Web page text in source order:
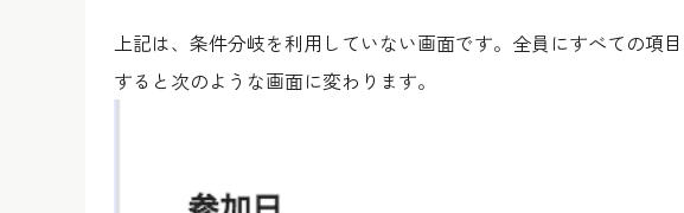
上記は、条件分岐を利用していない画面です。全員にすべての項
すると次のような画面に変わります。